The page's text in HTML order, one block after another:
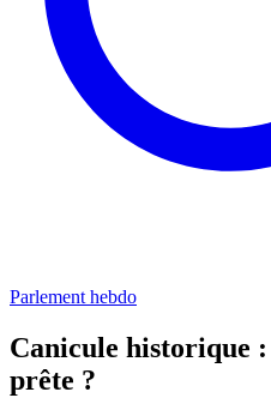
Parlement hebdo
Canicule historique
prête ?